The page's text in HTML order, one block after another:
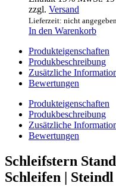
zzgl. Versand
Lieferzeit: nicht
In den Warenkorb
Produkteigenschaften
Produkbeschreibung
Zusätzliche
Bewertungen
Produkteigenschaften
Produkbeschreibung
Zusätzliche
Bewertungen
Schleifstern
Schleifen | Steindl